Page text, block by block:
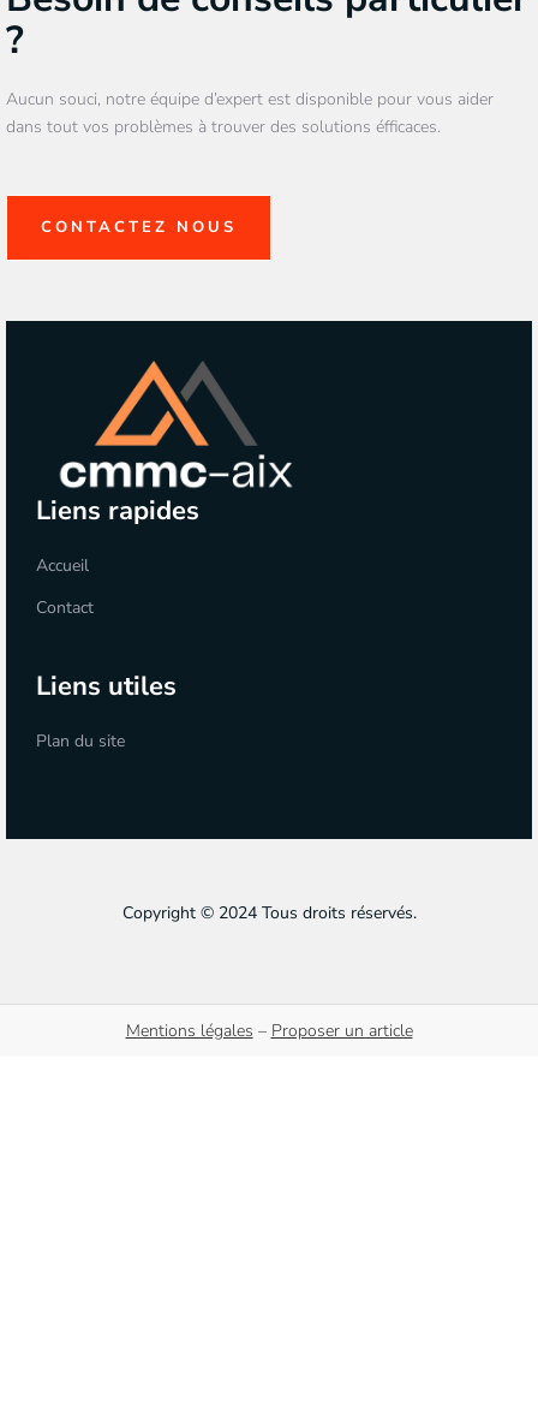
?
Aucun souci, notre équipe d’expert est disponible pour vous aider
dans tout vos problèmes à trouver des solutions éfficaces.
CONTACTEZ NOUS
Liens rapides
Accueil
Contact
Liens utiles
Plan du site
Copyright © 2024 Tous droits réservés.
Mentions légales – Proposer un article